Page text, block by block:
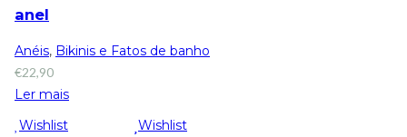
anel
Anéis, Bikinis e Fatos de banho
€22,90
Ler mais
Wishlist
Wishlist